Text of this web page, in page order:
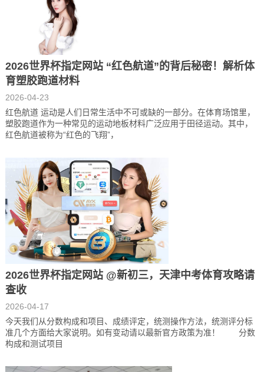
2026世界杯指定网站 “红色航道”的背后秘密！解析体
育塑胶跑道材料
2026-04-23
红色航道 运动是人们日常生活中不可或缺的一部分。在体育场馆里，
塑胶跑道作为一种常见的运动地板材料广泛应用于田径运动。其中，
红色航道被称为“红色的飞翔”，
2026世界杯指定网站 @新初三，天津中考体育攻略请
查收
2026-04-17
今天我们从分数构成和项目、成绩评定，统测操作方法，统测评分标
准几个方面给大家说明。如有变动请以最新官方政策为准！ 分数
构成和测试项目